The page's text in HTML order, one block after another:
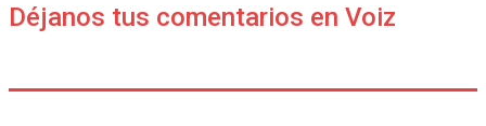
Déjanos tus comentarios en Voiz